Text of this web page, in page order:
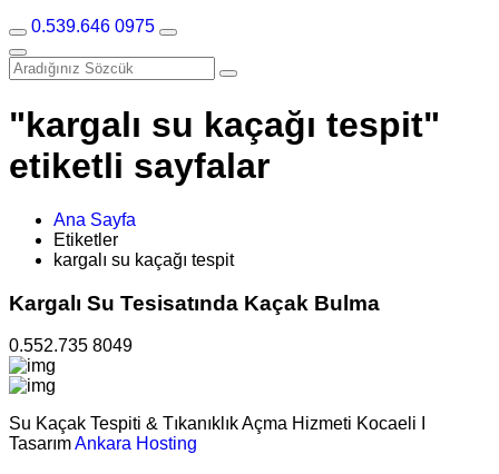
0.539.646 0975
"kargalı su kaçağı tespit"
etiketli sayfalar
Ana Sayfa
Etiketler
kargalı su kaçağı tespit
Kargalı Su Tesisatında Kaçak Bulma
0.552.735 8049
Su Kaçak Tespiti & Tıkanıklık Açma Hizmeti Kocaeli I
TasarımAnkara Hosting